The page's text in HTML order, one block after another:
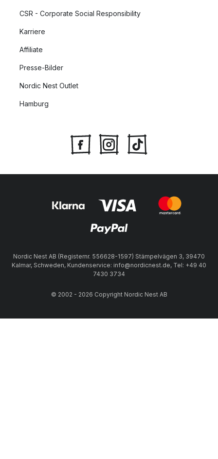
CSR - Corporate Social Responsibility
Karriere
Affiliate
Presse-Bilder
Nordic Nest Outlet
Hamburg
Nordic Nest AB (Registernr. 556628-1597) Stämpelvägen 3, 39470
Kalmar, Schweden, Kundenservice: info@nordicnest.de, Tel: +49 40
7430 3734
© 2002 - 2026 Copyright Nordic Nest AB